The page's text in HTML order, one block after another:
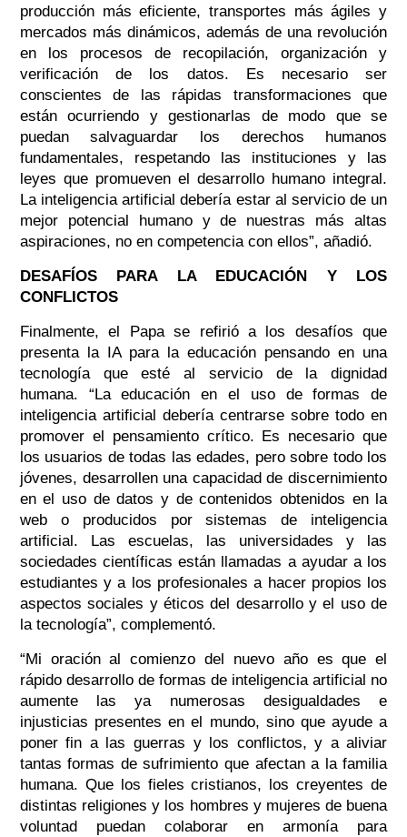
producción más eficiente, transportes más ágiles y
mercados más dinámicos, además de una revolución
en los procesos de recopilación, organización y
verificación de los datos. Es necesario ser
conscientes de las rápidas transformaciones que
están ocurriendo y gestionarlas de modo que se
puedan salvaguardar los derechos humanos
fundamentales, respetando las instituciones y las
leyes que promueven el desarrollo humano integral.
La inteligencia artificial debería estar al servicio de un
mejor potencial humano y de nuestras más altas
aspiraciones, no en competencia con ellos”, añadió.
DESAFÍOS PARA LA EDUCACIÓN Y LOS
CONFLICTOS
Finalmente, el Papa se refirió a los desafíos que
presenta la IA para la educación pensando en una
tecnología que esté al servicio de la dignidad
humana. “La educación en el uso de formas de
inteligencia artificial debería centrarse sobre todo en
promover el pensamiento crítico. Es necesario que
los usuarios de todas las edades, pero sobre todo los
jóvenes, desarrollen una capacidad de discernimiento
en el uso de datos y de contenidos obtenidos en la
web o producidos por sistemas de inteligencia
artificial. Las escuelas, las universidades y las
sociedades científicas están llamadas a ayudar a los
estudiantes y a los profesionales a hacer propios los
aspectos sociales y éticos del desarrollo y el uso de
la tecnología”, complementó.
“Mi oración al comienzo del nuevo año es que el
rápido desarrollo de formas de inteligencia artificial no
aumente las ya numerosas desigualdades e
injusticias presentes en el mundo, sino que ayude a
poner fin a las guerras y los conflictos, y a aliviar
tantas formas de sufrimiento que afectan a la familia
humana. Que los fieles cristianos, los creyentes de
distintas religiones y los hombres y mujeres de buena
voluntad puedan colaborar en armonía para